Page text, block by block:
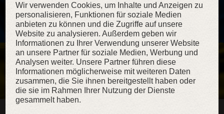
Wir verwenden Cookies, um Inhalte und Anzeigen zu
personalisieren, Funktionen für soziale Medien
anbieten zu können und die Zugriffe auf unsere
Website zu analysieren. Außerdem geben wir
Informationen zu Ihrer Verwendung unserer Website
an unsere Partner für soziale Medien, Werbung und
Analysen weiter. Unsere Partner führen diese
Informationen möglicherweise mit weiteren Daten
zusammen, die Sie ihnen bereitgestellt haben oder
die sie im Rahmen Ihrer Nutzung der Dienste
gesammelt haben.